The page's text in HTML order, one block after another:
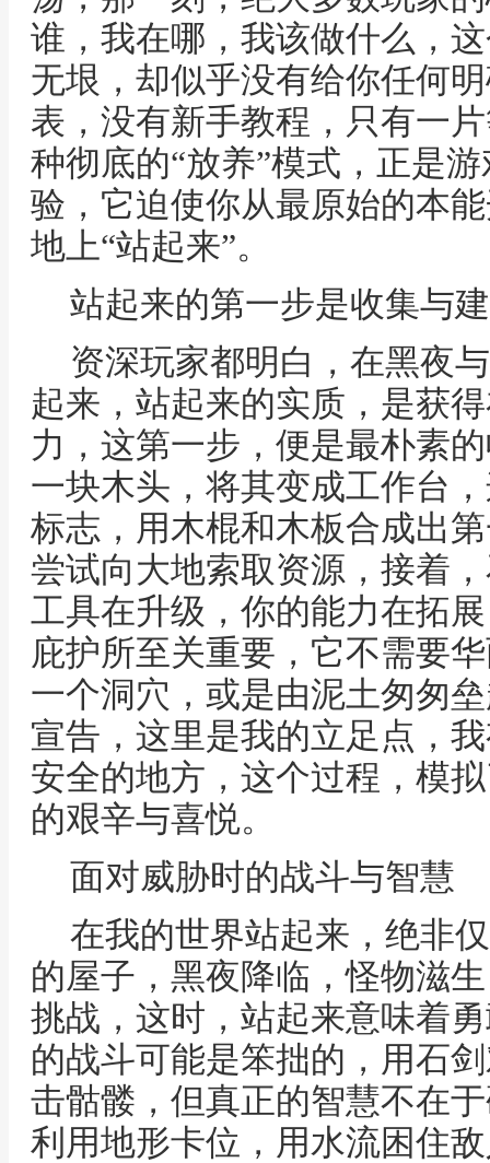
谁，我在哪，我该做什么，
无垠，却似乎没有给你任何
表，没有新手教程，只有一
种彻底的“放养”模式，正是
验，它迫使你从最原始的本
地上“站起来”。
站起来的第一步是收集与
资深玩家都明白，在黑夜
起来，站起来的实质，是获
力，这第一步，便是最朴素
一块木头，将其变成工作台
标志，用木棍和木板合成出
尝试向大地索取资源，接着
工具在升级，你的能力在拓
庇护所至关重要，它不需要
一个洞穴，或是由泥土匆匆
宣告，这里是我的立足点，
安全的地方，这个过程，模
的艰辛与喜悦。
面对威胁时的战斗与智慧
在我的世界站起来，绝非
的屋子，黑夜降临，怪物滋
挑战，这时，站起来意味着
的战斗可能是笨拙的，用石
击骷髅，但真正的智慧不在
利用地形卡位，用水流困住